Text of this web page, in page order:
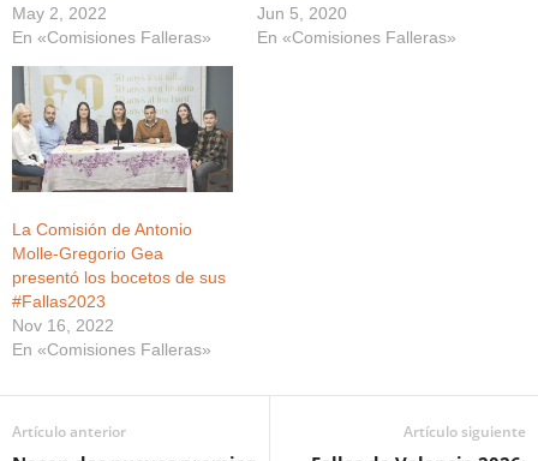
May 2, 2022
En «Comisiones Falleras»
Jun 5, 2020
En «Comisiones Falleras»
La Comisión de Antonio
Molle-Gregorio Gea
presentó los bocetos de sus
#Fallas2023
Nov 16, 2022
En «Comisiones Falleras»
Artículo anterior Artículo siguiente